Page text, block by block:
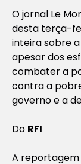
O jornal Le
desta terça-
inteira sobre
apesar dos
combater a
contra a
governo e a
Do RFI
A reportagem